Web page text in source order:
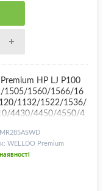
HP LJ P100
1505/1560/1566/16
1132/1522/1536/
4430/4450/4550/4
4870/4890/LBP30
6020/6200, CB435
Canon 712/713/7
Quality!
WELLDO Premium